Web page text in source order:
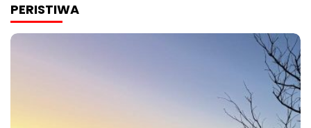
PERISTIWA